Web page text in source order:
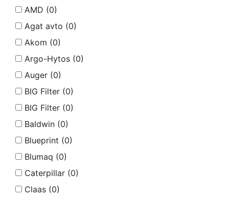
AMD (0)
Agat avto (0)
Akom (0)
Argo-Hytos (0)
Auger (0)
BIG Filter (0)
BIG Filter (0)
Baldwin (0)
Blueprint (0)
Blumaq (0)
Caterpillar (0)
Claas (0)